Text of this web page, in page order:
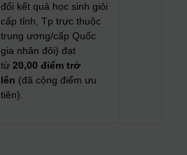
đổi kết quả học sinh giỏi
cấp tỉnh, Tp trực thuộc
trung ương/cấp Quốc
gia nhân đôi) đạt
từ 20,00 điểm trở
lên (đã cộng điểm ưu
tiên).